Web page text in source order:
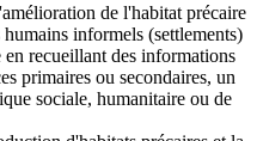
de l'habitat précaire
informels (settlements)
recueillant des informations
primaires ou secondaires, un
sociale, humanitaire ou de